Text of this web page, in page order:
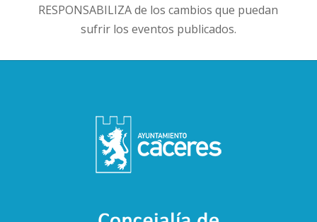
RESPONSABILIZA de los cambios que puedan
sufrir los eventos publicados.